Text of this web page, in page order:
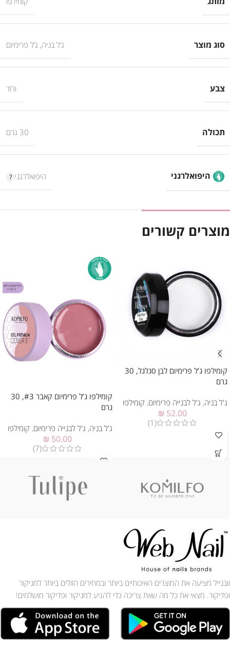
סוג מוצר ג’ל בניה, ג’ל פרימיום
צבע ורוד
תכולה 30 גרם
היפואלרגני היפואלרגני
מוצרים קשורים
קומילפו ג’ל פרימיום לבן סגלגל, 30
גרם
ג'ל בניה, ג'ל לבנייה פרימיום, קומילפו
₪ 52.00
(1)
קומילפו ג’ל פרימיום קאבר #3, 30
גרם
ג'ל בניה, ג'ל לבנייה פרימיום, קומילפו
₪ 50.00
(7)
וובנייל מציעה את המוצרים האיכותיים ביותר ובמחירים הזולים ביותר למניקור
ופדיקור. מצאי את כל מה שאת צריכה כדי להגיע למניקור ופדיקור מושלמים!